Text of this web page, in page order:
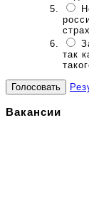
так
Вакансии